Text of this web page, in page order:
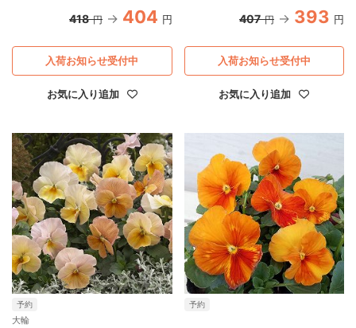
418 円 404 円
お気に入り追加
入荷お知らせ受付中
407 円 393 円
お気に入り追加
入荷お知らせ受付中
予約
大輪
予約